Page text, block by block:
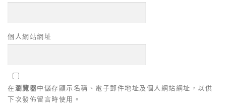
個人網站網址
在瀏覽器中儲存顯示名稱、電子郵件地址及個人網站網址，以供
下次發佈留言時使用。